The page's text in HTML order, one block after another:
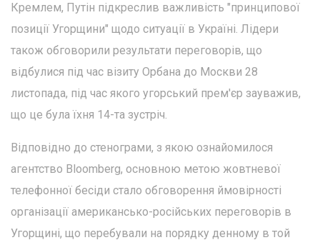
Кремлем, Путін підкреслив важливість "принципової
позиції Угорщини" щодо ситуації в Україні. Лідери
також обговорили результати переговорів, що
відбулися під час візиту Орбана до Москви 28
листопада, під час якого угорський прем'єр зауважив,
що це була їхня 14-та зустріч.
Відповідно до стенограми, з якою ознайомилося
агентство Bloomberg, основною метою жовтневої
телефонної бесіди стало обговорення ймовірності
організації американсько-російських переговорів в
Угорщині, що перебували на порядку денному в той